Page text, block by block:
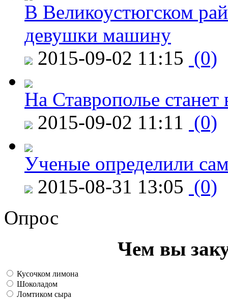
В Великоустюгском
девушки машину
2015-09-02 11:15 (0)
На Ставрополье
2015-09-02 11:11 (0)
Ученые определили
2015-08-31 13:05 (0)
Опрос
Чем вы
Кусочком лимона
Шоколадом
Ломтиком сыра